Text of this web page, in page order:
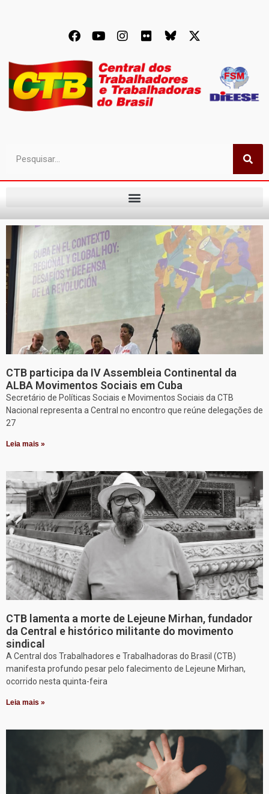
CTB participa da IV Assembleia Continental da
ALBA Movimentos Sociais em Cuba
Secretário de Políticas Sociais e Movimentos Sociais da CTB
Nacional representa a Central no encontro que reúne delegações de
27
Leia mais »
CTB lamenta a morte de Lejeune Mirhan, fundador
da Central e histórico militante do movimento
sindical
A Central dos Trabalhadores e Trabalhadoras do Brasil (CTB)
manifesta profundo pesar pelo falecimento de Lejeune Mirhan,
ocorrido nesta quinta-feira
Leia mais »